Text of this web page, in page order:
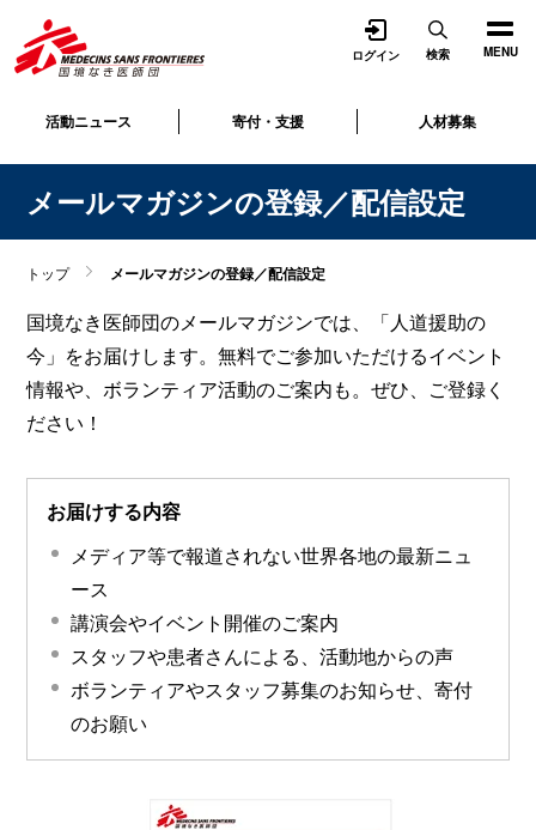
MENU
活動ニュース 寄付・支援 人材募集
ログイン 検索
トップ メールマガジンの登録／配信設定
メールマガジンの登録／配信設定
国境なき医師団のメールマガジンでは、「人道援助の
今」をお届けします。無料でご参加いただけるイベント
情報や、ボランティア活動のご案内も。ぜひ、ご登録く
ださい！
お届けする内容
メディア等で報道されない世界各地の最新ニュ
ース
講演会やイベント開催のご案内
スタッフや患者さんによる、活動地からの声
ボランティアやスタッフ募集のお知らせ、寄付
のお願い